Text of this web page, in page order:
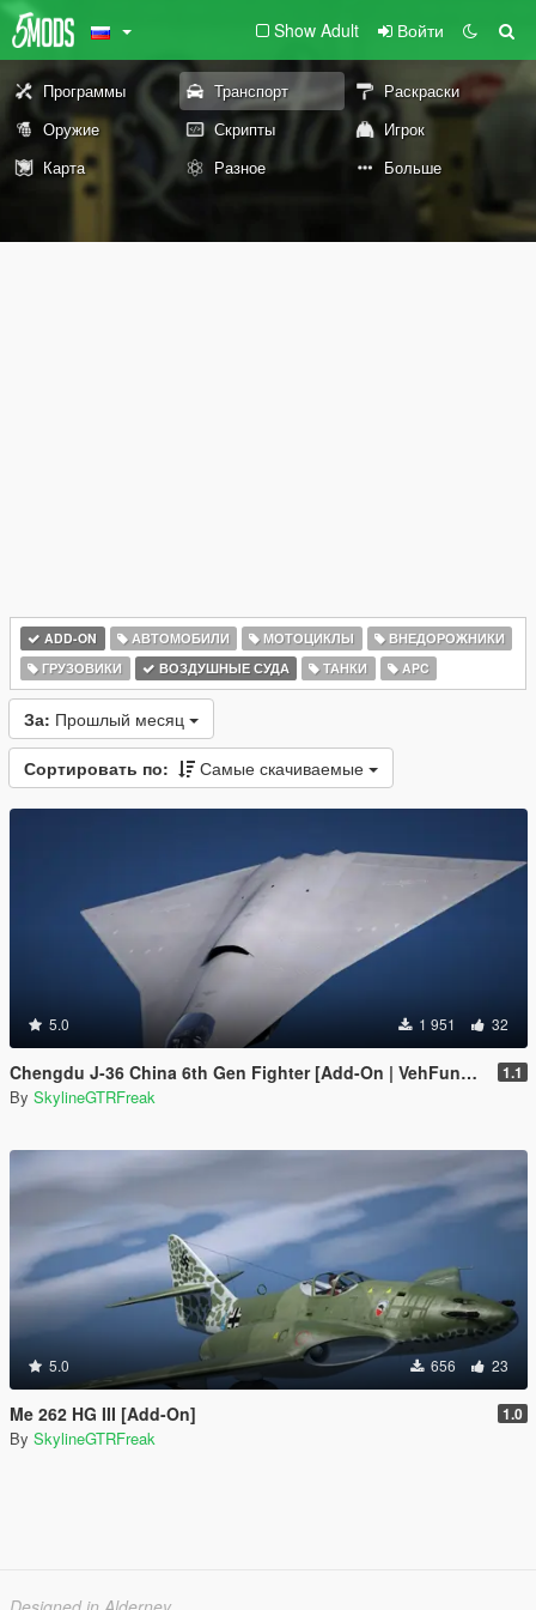
Show Adult Войти
Программы Транспорт
Раскраски
Оружие
Скрипты
Игрок
Карта
Разное Больше
ADD-ON АВТОМОБИЛИ МОТОЦИКЛЫ
ВНЕДОРОЖНИКИ
ГРУЗОВИКИ
ВОЗДУШНЫЕ СУДА ТАНКИ APC
За: Прошлый месяц
Сортировать по: Самые скачиваемые
5.0 1 951 32
Chengdu J-36 China 6th Gen Fighter [Add-On | VehFuncs V] 1.1
By SkylineGTRFreak
5.0 656 23
Me 262 HG III [Add-On] 1.0
By SkylineGTRFreak